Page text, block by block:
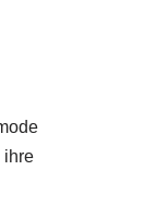
ihre